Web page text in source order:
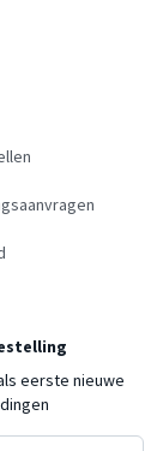
eerste nieuwe